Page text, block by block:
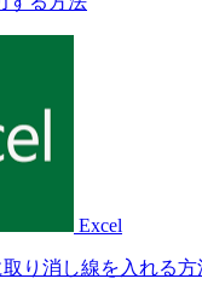
Excel
り消し線を入れる方